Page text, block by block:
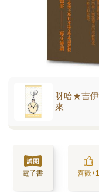
呀哈★吉伊
來
電子書 喜歡+1